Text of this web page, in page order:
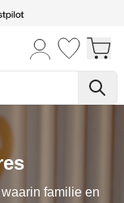
familie en